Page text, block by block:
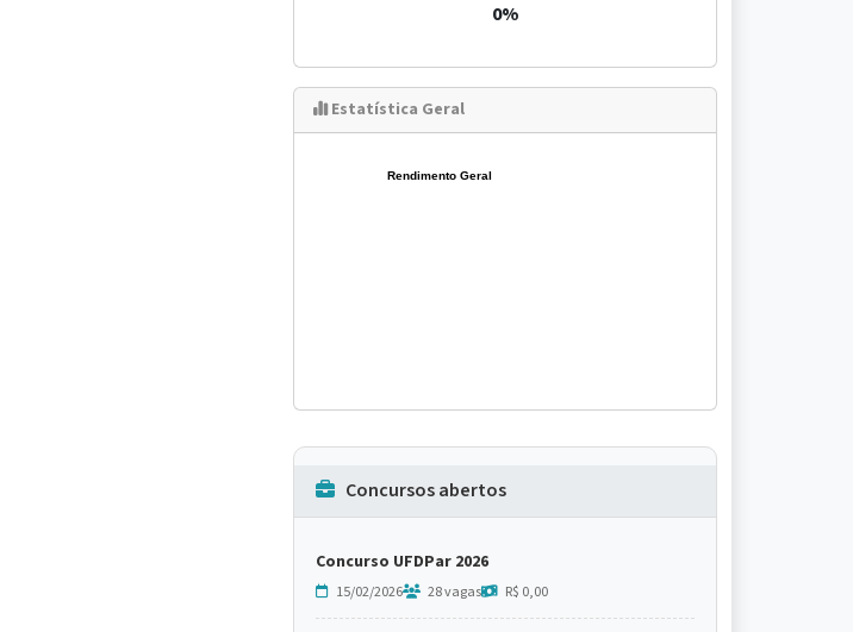
0%
Estatística Geral
Rendimento Geral
Concursos abertos
Concurso UFDPar 2026
15/02/2026 28 vagas R$ 0,00